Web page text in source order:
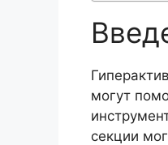
могут
секции